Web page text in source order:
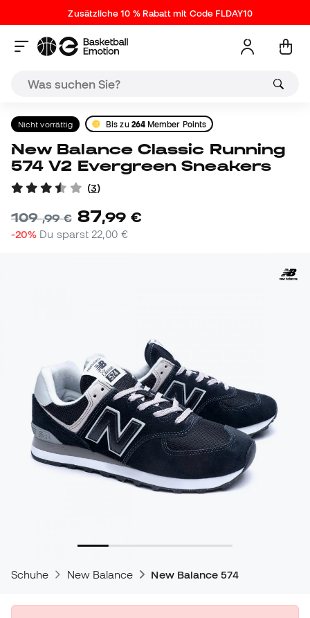
Zusätzliche 10 % Rabatt mit Code FLDAY10
Nicht vorrättig Bis zu 264Member Points
New Balance Classic Running
574 V2 Evergreen Sneakers
(3)
109,99 € 87,99 €
-20% Du sparst 22,00 €
Schuhe New Balance New Balance 574